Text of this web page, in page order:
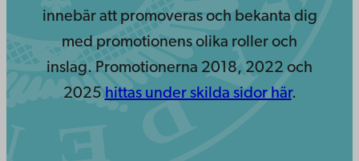
innebär att promoveras och bekanta dig
med promotionens olika roller och
inslag. Promotionerna 2018, 2022 och
2025 hittas under skilda sidor här.